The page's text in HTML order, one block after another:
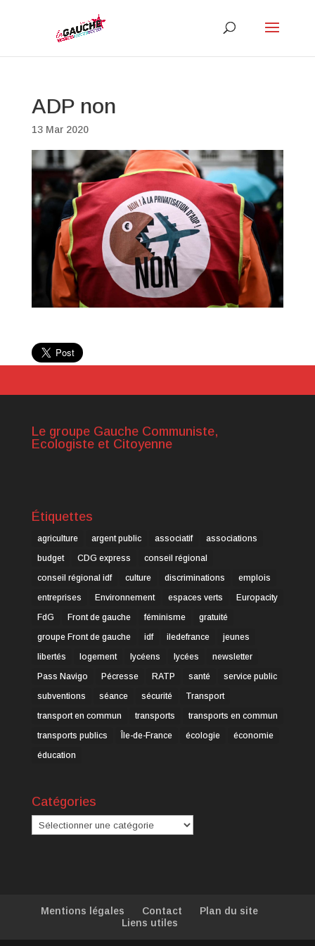
ADP non
13 Mar 2020
Le groupe Gauche Communiste,
Ecologiste et Citoyenne
Étiquettes
agriculture argent public associatif
associations
budget
CDG express
conseil régional
conseil régional idf
culture discriminations
emplois
entreprises
Environnement espaces verts
Europacity
FdG
Front de gauche féminisme
gratuité
groupe Front de gauche
idf iledefrance
jeunes
libertés
logement lycéens lycées
newsletter
Pass Navigo
Pécresse RATP santé
service public
subventions
séance sécurité
Transport
transport en commun
transports
transports en commun
transports publics
Île-de-France écologie
économie
éducation
Catégories
Catégories
Mentions légales Contact
Plan du site
Liens utiles